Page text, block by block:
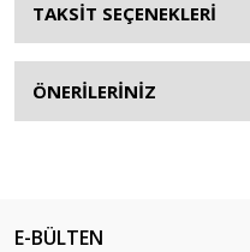
TAKSİT SEÇENEKLERİ
ÖNERİLERİNİZ
E-BÜLTEN